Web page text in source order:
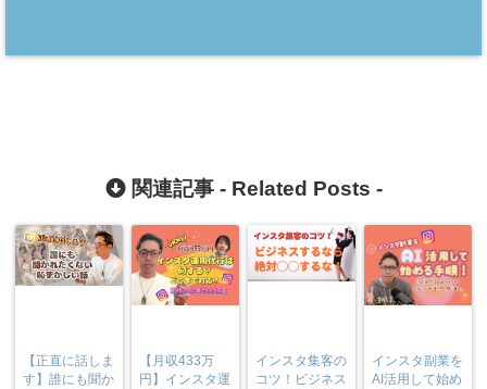
関連記事 - Related Posts -
【正直に話しま
す】誰にも聞か
【月収433万
円】インスタ運
インスタ集客の
コツ！ビジネス
インスタ副業を
AI活用して始め